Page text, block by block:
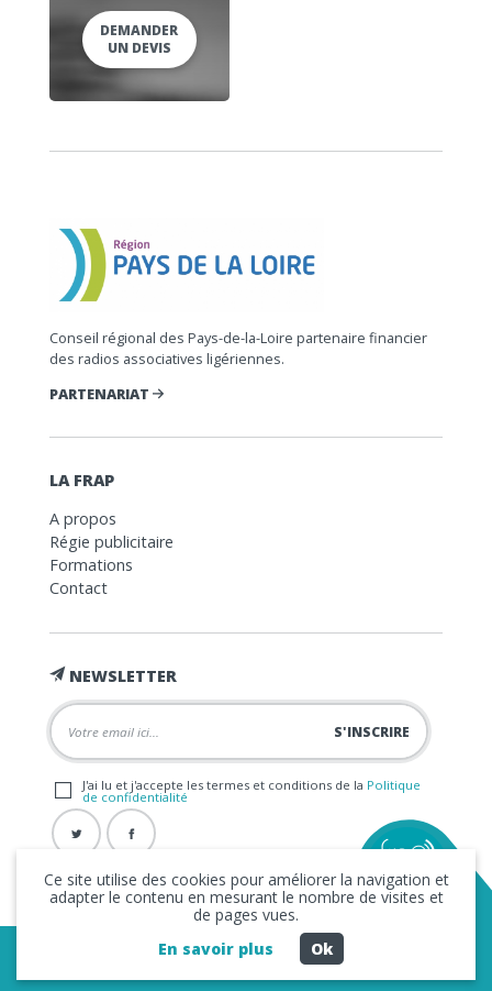
DEMANDER
UN DEVIS
Conseil régional des Pays-de-la-Loire partenaire financier
des radios associatives ligériennes.
PARTENARIAT
LA FRAP
A propos
Régie publicitaire
Formations
Contact
NEWSLETTER
J'ai lu et j'accepte les termes et conditions de la Politique
de confidentialité
Copyright © 2026 La FRAP -Mentions légales
Business to Web
Ce site utilise des cookies pour améliorer la navigation et
adapter le contenu en mesurant le nombre de visites et
de pages vues.
En savoir plus
Ok